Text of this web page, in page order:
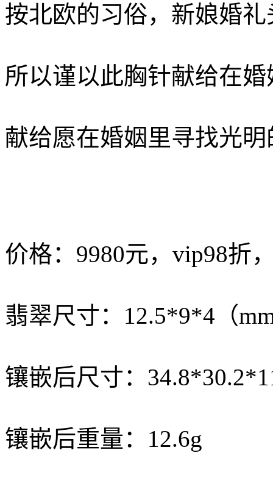
按北欧的习俗，新娘婚
所以谨以此胸针献给在
献给愿在婚姻里寻找光
价格：9980元，vip98折
翡翠尺寸：12.5*9*4（
镶嵌后尺寸：
镶嵌后重量：12.6g